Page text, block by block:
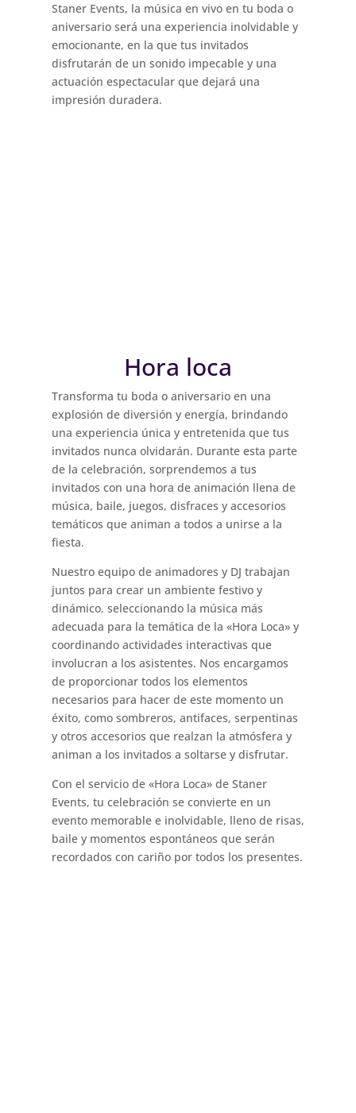
Staner Events, la música en vivo en tu boda o
aniversario será una experiencia inolvidable y
emocionante, en la que tus invitados
disfrutarán de un sonido impecable y una
actuación espectacular que dejará una
impresión duradera.
Hora loca
Transforma tu boda o aniversario en una
explosión de diversión y energía, brindando
una experiencia única y entretenida que tus
invitados nunca olvidarán. Durante esta parte
de la celebración, sorprendemos a tus
invitados con una hora de animación llena de
música, baile, juegos, disfraces y accesorios
temáticos que animan a todos a unirse a la
fiesta.
Nuestro equipo de animadores y DJ trabajan
juntos para crear un ambiente festivo y
dinámico, seleccionando la música más
adecuada para la temática de la «Hora Loca» y
coordinando actividades interactivas que
involucran a los asistentes. Nos encargamos
de proporcionar todos los elementos
necesarios para hacer de este momento un
éxito, como sombreros, antifaces, serpentinas
y otros accesorios que realzan la atmósfera y
animan a los invitados a soltarse y disfrutar.
Con el servicio de «Hora Loca» de Staner
Events, tu celebración se convierte en un
evento memorable e inolvidable, lleno de risas,
baile y momentos espontáneos que serán
recordados con cariño por todos los presentes.